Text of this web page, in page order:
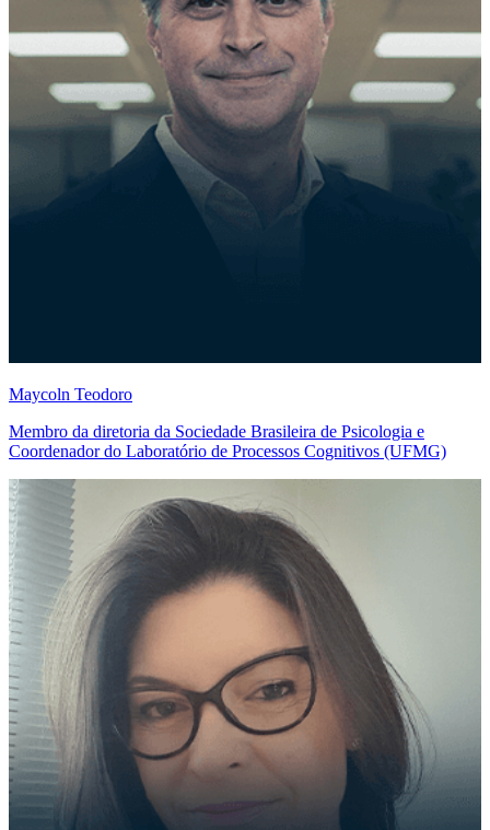
Maycoln Teodoro
Membro da diretoria da Sociedade Brasileira de Psicologia e
Coordenador do Laboratório de Processos Cognitivos (UFMG)